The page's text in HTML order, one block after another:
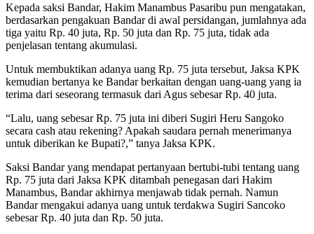
Kepada saksi Bandar, Hakim Manambus Pasaribu pun mengatakan,
berdasarkan pengakuan Bandar di awal persidangan, jumlahnya ada
tiga yaitu Rp. 40 juta, Rp. 50 juta dan Rp. 75 juta, tidak ada
penjelasan tentang akumulasi.
Untuk membuktikan adanya uang Rp. 75 juta tersebut, Jaksa KPK
kemudian bertanya ke Bandar berkaitan dengan uang-uang yang ia
terima dari seseorang termasuk dari Agus sebesar Rp. 40 juta.
“Lalu, uang sebesar Rp. 75 juta ini diberi Sugiri Heru Sangoko
secara cash atau rekening? Apakah saudara pernah menerimanya
untuk diberikan ke Bupati?,” tanya Jaksa KPK.
Saksi Bandar yang mendapat pertanyaan bertubi-tubi tentang uang
Rp. 75 juta dari Jaksa KPK ditambah penegasan dari Hakim
Manambus, Bandar akhirnya menjawab tidak pernah. Namun
Bandar mengakui adanya uang untuk terdakwa Sugiri Sancoko
sebesar Rp. 40 juta dan Rp. 50 juta.